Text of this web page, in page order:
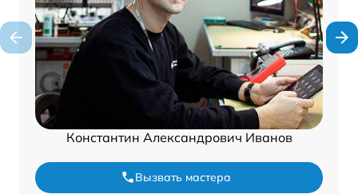
Константин Александрович Иванов
Вызвать мастера